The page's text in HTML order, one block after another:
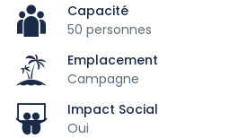
Capacité
50 personnes
Emplacement
Campagne
Impact Social
Oui